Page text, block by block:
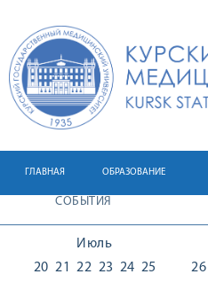
ГЛАВНАЯ ОБРАЗОВАНИЕ
СОБЫТИЯ
Июль
20 21
22 23 24 25
26